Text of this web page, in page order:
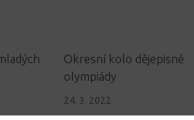
Okresní kolo dějepisné
olympiády
24. 3. 2022